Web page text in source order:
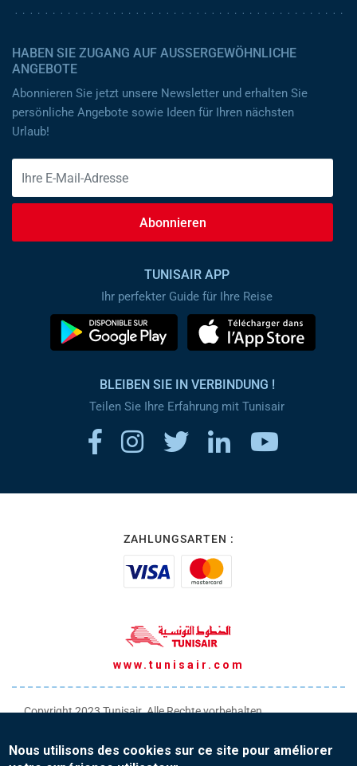
HABEN SIE ZUGANG AUF AUSSERGEWÖHNLICHE A
NGEBOTE
Abonnieren Sie jetzt unsere Newsletter und erhalten Sie
persönliche Angebote sowie Ideen für Ihren nächsten
Urlaub!
Abonnieren
TUNISAIR APP
Ihr perfekter Guide für Ihre Reise
BLEIBEN SIE IN VERBINDUNG !
Teilen Sie Ihre Erfahrung mit Tunisair
ZAHLUNGSARTEN :
www.tunisair.com
Copyright 2023 Tunisair. Alle Rechte vorbehalten
Allgemeine Verkaufsbedingungen
Nous utilisons des cookies sur ce site pour améliorer